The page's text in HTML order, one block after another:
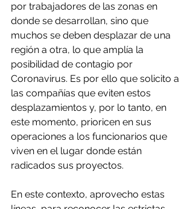
por trabajadores de las zonas en
donde se desarrollan, sino que
muchos se deben desplazar de una
región a otra, lo que amplía la
posibilidad de contagio por
Coronavirus. Es por ello que solicito a
las compañías que eviten estos
desplazamientos y, por lo tanto, en
este momento, prioricen en sus
operaciones a los funcionarios que
viven en el lugar donde están
radicados sus proyectos.
En este contexto, aprovecho estas